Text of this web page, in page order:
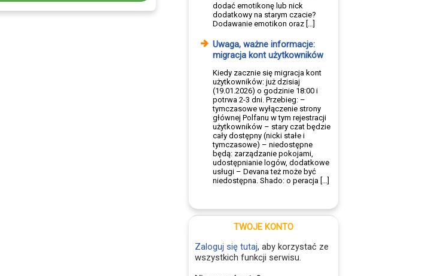
dodać emotikonę lub nick
dodatkowy na starym czacie?
Dodawanie emotikon oraz […]
Uwaga, ważne informacje:
migracja kont użytkowników
Kiedy zacznie się migracja kont
użytkowników: już dzisiaj
(19.01.2026) o godzinie 18:00 i
potrwa 2-3 dni. Przebieg: –
tymczasowe wyłączenie strony
głównej Polfanu w tym rejestracji
użytkowników – stary czat będzie
cały dostępny (nicki stałe i
tymczasowe) – niedostępne
będą: zarządzanie pokojami,
udostępnianie logów, dodatkowe
usługi – Devana też może być
niedostępna. Shado: o peracja […]
TWOJE KONTO
Zaloguj się tutaj, aby korzystać ze
wszystkich funkcji serwisu.